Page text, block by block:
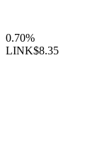
0.70%
LINK$8.35